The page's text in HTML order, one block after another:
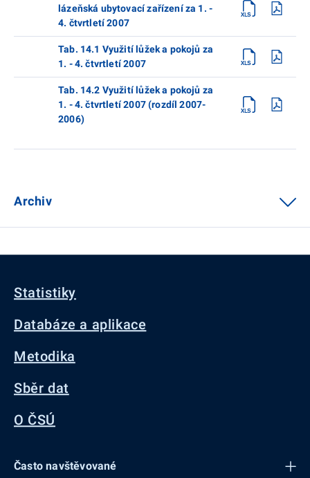
lázeňská ubytovací zařízení za 1. -
4. čtvrtletí 2007
Tab. 14.1 Využití lůžek a pokojů za
1. - 4. čtvrtletí 2007
Tab. 14.2 Využití lůžek a pokojů za
1. - 4. čtvrtletí 2007 (rozdíl 2007-
2006)
Archiv
Statistiky
Databáze a aplikace
Metodika
Sběr dat
O ČSÚ
Často navštěvované